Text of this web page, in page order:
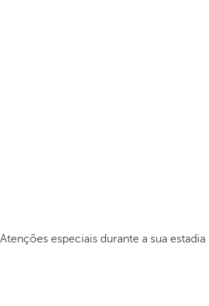
Atenções especiais durante a sua estadia